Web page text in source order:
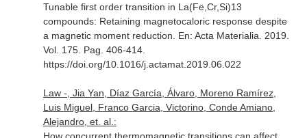
Tunable first order transition in La(Fe,Cr,Si)13
compounds: Retaining magnetocaloric response despite
a magnetic moment reduction. En: Acta Materialia . 2019.
Vol. 175. Pag. 406-414.
https://doi.org/10.1016/j.actamat.2019.06.022
Law -, Jia Yan, Díaz García, Álvaro, Moreno Ramírez,
Luis Miguel, Franco Garcia, Victorino, Conde Amiano,
Alejandro, et. al.: